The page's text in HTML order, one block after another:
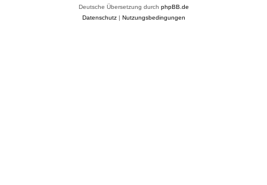
Deutsche Übersetzung durch phpBB.de
Datenschutz| Nutzungsbedingungen